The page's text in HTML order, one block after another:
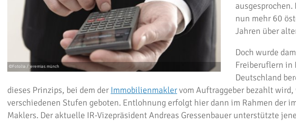
nun mehr 60
Jahren über
Doch wurde
Freiberuflern in
Deutschland
dieses Prinzips, bei dem der Immobilienmaklervom Auftraggeber bezahlt
verschiedenen Stufen geboten. Entlohnung erfolgt hier dann im Rahmen der
Maklers. Der aktuelle IR-Vizepräsident Andreas Gressenbauer unterstützte